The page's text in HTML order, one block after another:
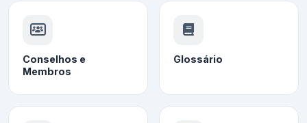
Conselhos e
Membros
Glossário